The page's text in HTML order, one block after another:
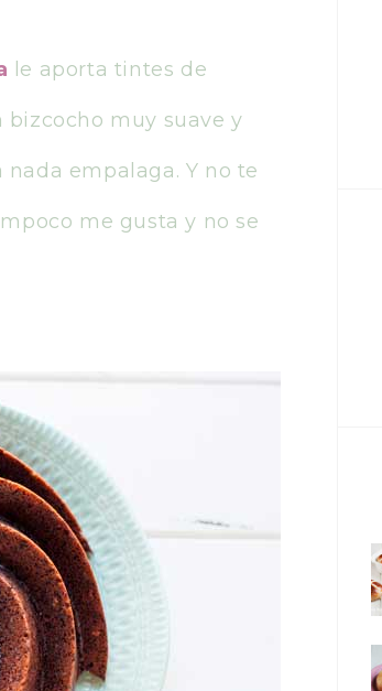
le aporta tintes de
bizcocho muy suave y
nada empalaga. Y no te
me gusta y no se